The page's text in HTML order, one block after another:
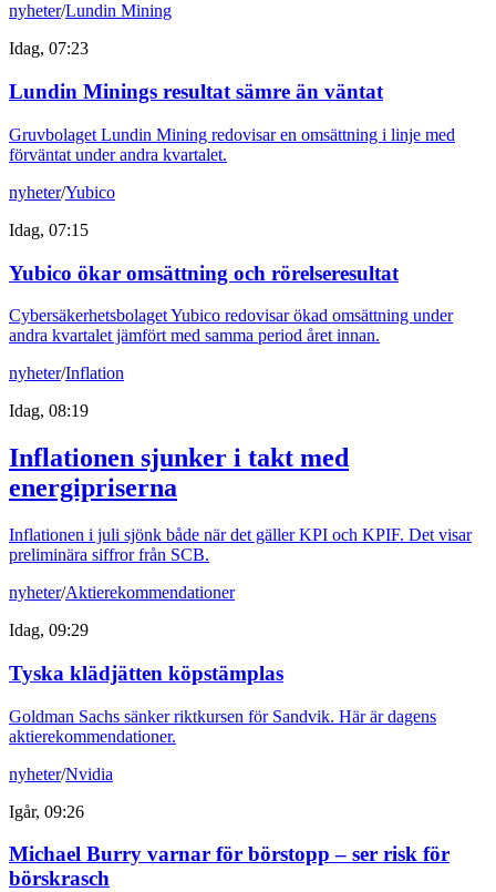
nyheter/Lundin Mining
Idag, 07:23
Lundin Minings resultat sämre än väntat
Gruvbolaget Lundin Mining redovisar en omsättning i linje med
förväntat under andra kvartalet.
nyheter/Yubico
Idag, 07:15
Yubico ökar omsättning och rörelseresultat
Cybersäkerhetsbolaget Yubico redovisar ökad omsättning under
andra kvartalet jämfört med samma period året innan.
nyheter/Inflation
Idag, 08:19
Inflationen sjunker i takt med
energipriserna
Inflationen i juli sjönk både när det gäller KPI och KPIF. Det visar
preliminära siffror från SCB.
nyheter/Aktierekommendationer
Idag, 09:29
Tyska klädjätten köpstämplas
Goldman Sachs sänker riktkursen för Sandvik. Här är dagens
aktierekommendationer.
nyheter/Nvidia
Igår, 09:26
Michael Burry varnar för börstopp – ser risk för
börskrasch